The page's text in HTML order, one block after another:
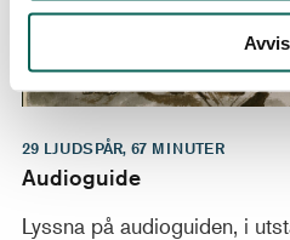
29 LJUDSPÅR, 67 MINUTER
Audioguide
Lyssna på audioguiden, i